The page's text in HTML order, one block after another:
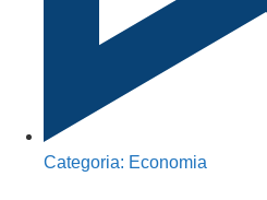
Categoria: Economia